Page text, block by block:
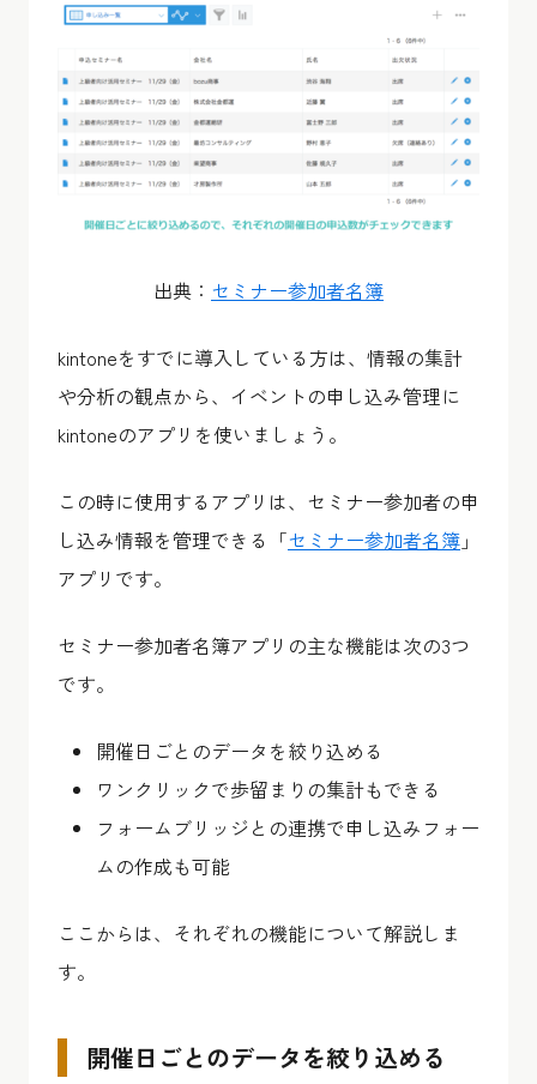
出典： セミナー参加者名簿
kintoneをすでに導入している方は、情報の集計
や分析の観点から、イベントの申し込み管理に
kintoneのアプリを使いましょう。
この時に使用するアプリは、セミナー参加者の申
し込み情報を管理できる 「セミナー参加者名簿 」
アプリ です。
セミナー参加者名簿アプリの主な機能は次の3つ
です。
開催日ごとのデータを絞り込める
ワンクリックで歩留まりの集計もできる
フォームブリッジとの連携で申し込みフォー
ムの作成も可能
ここからは、それぞれの機能について解説しま
す。
開催日ごとのデータを絞り込める